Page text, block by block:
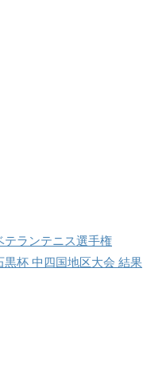
テランテニス選手権
黒杯 中四国地区大会 結果